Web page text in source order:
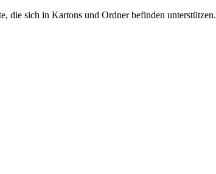
die sich in Kartons und Ordner befinden unterstützen.